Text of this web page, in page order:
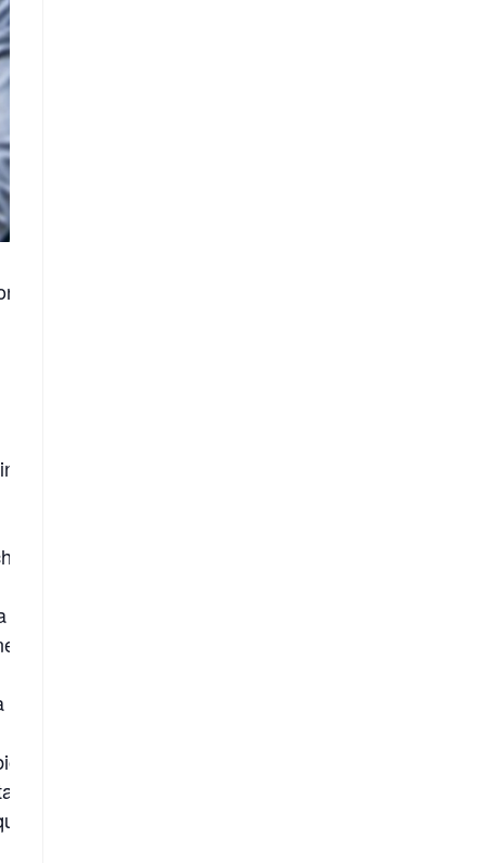
il dott. Michele Riefoli
al punto da scrivere
per la nascita e per
promuovere o
da questa malattia.
di più è il
e la scienza
ogni essere vivente,
e la sua influenza